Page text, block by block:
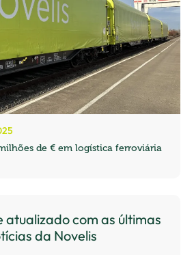
de € em logística ferroviária
com as últimas
da Novelis